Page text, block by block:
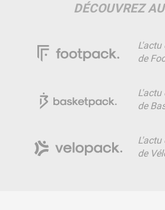
DÉCOUVREZ
L'actu
de
L'actu
de
L'actu
de